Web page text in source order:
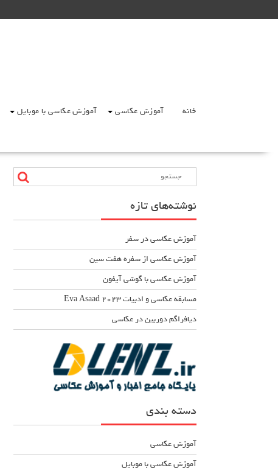
to
خانه آموزش عکاسی آموزش عکاسی با موبایل
نوشته‌های تازه
آموزش عکاسی در سفر
آموزش عکاسی از سفره هفت سین
آموزش عکاسی با گوشی آیفون
مسابقه عکاسی و ادبیات Eva Asaad ۲۰۲۳
دیافراگم دوربین در عکاسی
دسته بندی
آموزش عکاسی
آموزش عکاسی با موبایل